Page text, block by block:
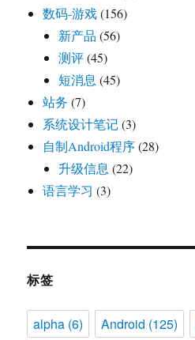
数码-游戏(156)
新产品 (56)
测评(45)
短消息 (45)
站务 (7)
系统设计笔记(3)
自制Android程序(28)
升级信息 (22)
语言学习 (3)
标签
alpha (6) Android (125)